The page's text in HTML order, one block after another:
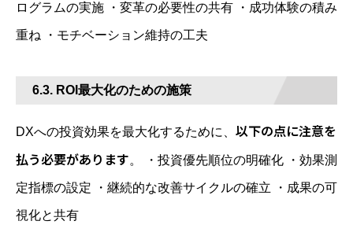
ログラムの実施 ・変革の必要性の共有 ・成功体験の積み
重ね ・モチベーション維持の工夫
6.3. ROI最大化のための施策
DXへの投資効果を最大化するために、 以下の点に注意を
払う必要があります。 ・投資優先順位の明確化 ・効果測
定指標の設定 ・継続的な改善サイクルの確立 ・成果の可
視化と共有